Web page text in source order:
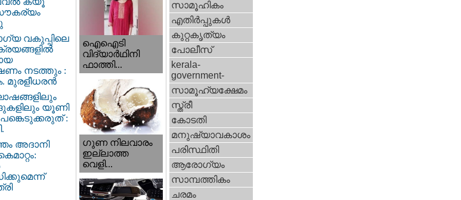
വകുപ്പിലെ
നടത്തും :
മുരളീധരൻ
യൂണി
:
അദാനി
ഐഐടി
വിദ്യാര്‍ഥിനി
ഫാത്തി...
ഗുണ നിലവാരം
ഇല്ലാത്ത
വെളി...
സാമൂഹികം
എതിര്‍പ്പുകള്‍
കുറ്റകൃത്യം
പോലീസ്‌
kerala-
government-
സാമൂഹ്യക്ഷേമം
സ്ത്രീ
കോടതി
മനുഷ്യാവകാശം
പരിസ്ഥിതി
ആരോഗ്യം
സാമ്പത്തികം
ചരമം